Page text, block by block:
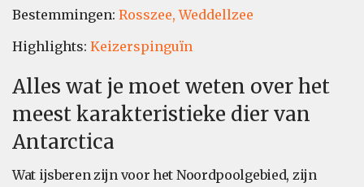
Bestemmingen: Rosszee, Weddellzee
Highlights: Keizerspinguïn
Alles wat je moet weten over het
meest karakteristieke dier van
Antarctica
Wat ijsberen zijn voor het Noordpoolgebied, zijn